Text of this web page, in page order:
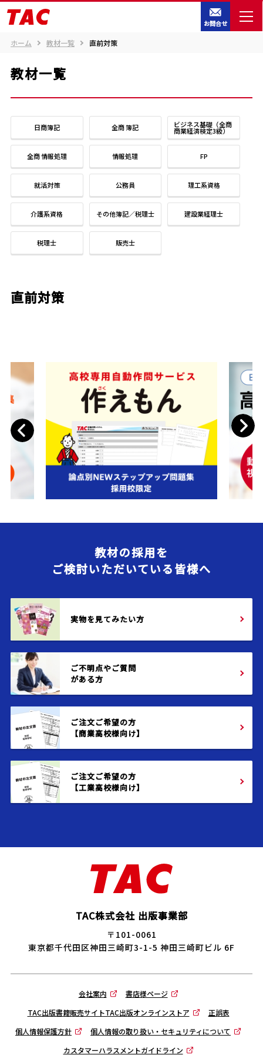
お問合せ
ホーム 教材一覧 直前対策
教材一覧
日商簿記 全商 簿記 ビジネス基礎（全商
商業経済検定3級）
全商 情報処理 情報処理 FP
就活対策 公務員 理工系資格
介護系資格 その他簿記／税理士 建設業経理士
税理士 販売士
直前対策
Previous
Next
教材の採用を
ご検討いただいている皆様へ
実物を見てみたい方
ご不明点やご質問
がある方
ご注文ご希望の方
【商業高校様向け】
ご注文ご希望の方
【工業高校様向け】
TAC株式会社 出版事業部
〒101-0061
東京都千代田区神田三崎町3-1-5 神田三崎町ビル 6F
会社案内
書店様ページ
TAC出版書籍販売サイトTAC出版オンラインストア
正誤表
個人情報保護方針
個人情報の取り扱い・セキュリティについて
カスタマーハラスメントガイドライン